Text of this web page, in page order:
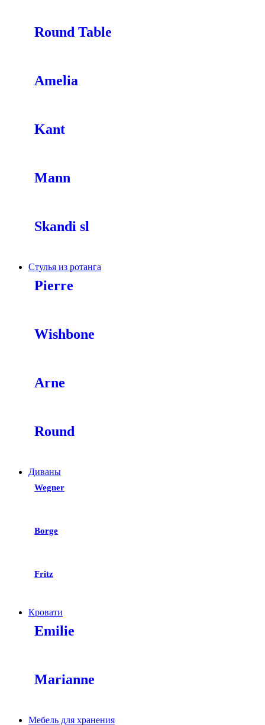
Round Table
Amelia
Kant
Mann
Skandi sl
Стулья из ротанга
Pierre
Wishbone
Arne
Round
Диваны
Wegner
Borge
Fritz
Кровати
Emilie
Marianne
Мебель для хранения